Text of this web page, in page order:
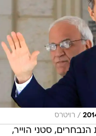
/ רויטרס
סטני הוייר,